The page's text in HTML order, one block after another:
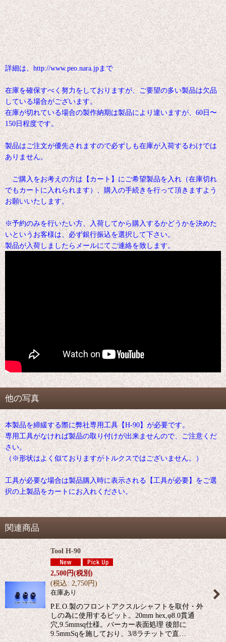
詳細は、http://www.peo.nara.jpまで
在庫を確保すべく努力をしておりますが、ご要望の多い製品は欠品
している場合がございます。
在庫が切れている場合の製作納期は製品により違いますが、60日〜
150日程度です。
製品はご注文が優先されますので必ずしも在庫が入荷するわけでは
ありません。
ご購入をお考えの方は【カート】にご希望製品を入れ（在庫切れ
でもカートに入れられます）、購入の手続きを行って頂きますよう
お願いいたします。
※予約のみを行いたい方、入荷してから購入するかどうかを決めた
いというお客様は、必ず銀行振込を選択して下さい。
製品が入荷しましたらメールにてご連絡を致します。
他の写真
本製品を締緩する際に弊社専用工具【H-90】が必要です。
専用工具がなければ製品の取り付けが出来ませんので、ご注意くだ
さい。
（※形状はよく似ておりますがトルクスではございません。）
工具が必要な場合は製品購入時に表示される【工具が必要】をご選
択の上製品をカートにお入れください。
関連商品
Tool H-90
2,500円(税別)
(税込: 2,750円)
在庫あり
P.E.O.製のフロントアクスルシャフトを取付・外
しの為に使用するビット。20mm hex,φ8.0貫通
穴,9.5mmsq仕様。パーカー表面処理 後部に
9.5mmSqを施しており、3/8ラチットで直…